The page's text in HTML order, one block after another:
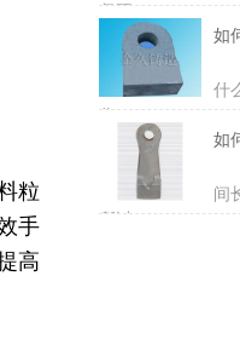
粒
手
高
坚硬...
如
什
作...
如
间
所以...